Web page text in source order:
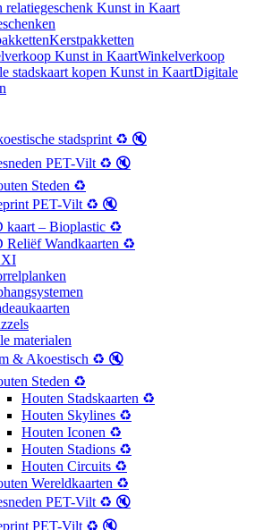
Kerstpakketten
Winkelverkoop
Digitale
stadsprint ♻️ 🔇
PET-Vilt ♻️ 🔇
Steden ♻️
PET-Vilt ♻️ 🔇
kaart – Bioplastic ♻️
Reliëf Wandkaarten ♻️
materialen
& Akoestisch ♻️ 🔇
Steden ♻️
Houten Stadskaarten ♻️
Houten Skylines ♻️
Houten Iconen ♻️
Houten Stadions ♻️
Houten Circuits ♻️
Wereldkaarten ♻️
PET-Vilt ♻️ 🔇
PET-Vilt ♻️ 🔇